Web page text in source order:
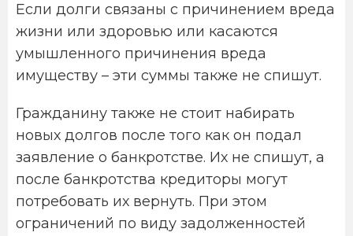
Если долги связаны с причинением вреда
жизни или здоровью или касаются
умышленного причинения вреда
имуществу – эти суммы также не спишут.
Гражданину также не стоит набирать
новых долгов после того как он подал
заявление о банкротстве. Их не спишут, а
после банкротства кредиторы могут
потребовать их вернуть. При этом
ограничений по виду задолженностей